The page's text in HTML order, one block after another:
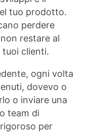
tuo prodotto.
perdere
restare al
tuoi clienti.
ogni volta
dovevo o
o inviare una
team di
per